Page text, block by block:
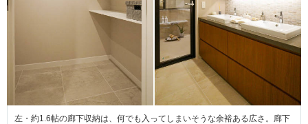
左・約1.6帖の廊下収納は、何でも入ってしまいそうな余裕ある広さ。廊下